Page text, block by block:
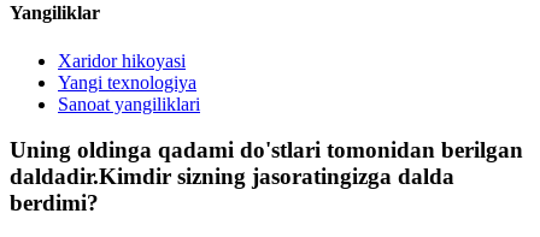
Yangiliklar
Xaridor hikoyasi
Yangi texnologiya
Sanoat yangiliklari
Uning oldinga qadami do'stlari tomonidan berilgan
daldadir.Kimdir sizning jasoratingizga dalda
berdimi?